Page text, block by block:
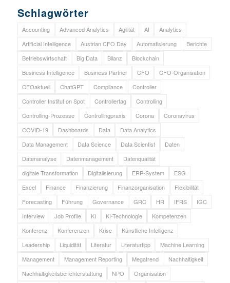
Schlagwörter
Accounting Advanced Analytics Agilität AI
Analytics
Artificial Intelligence
Austrian CFO Day Automatisierung
Berichte
Betriebswirtschaft
Big Data Bilanz
Blockchain
Business Intelligence
Business Partner CFO
CFO-Organisation
CFOaktuell
ChatGPT Compliance
Controller
Controller Institut on Spot
Controllertag
Controlling
Controlling-Prozesse
Controllingpraxis Corona
Coronavirus
COVID-19
Dashboards Data
Data Analytics
Data Management
Data Science Data Scientist
Daten
Datenanalyse
Datenmanagement
Datenqualität
digitale Transformation
Digitalisierung ERP-System
ESG
Excel
Finance Finanzierung Finanzorganisation
Flexibilität
Forecasting
Führung Governance GRC HR IFRS
IGC
Interview
Job Profile KI KI-Technologie
Kompetenzen
Konferenz
Konferenzen Krise
Künstliche Intelligenz
Leadership
Liquidität Literatur Literaturtipp
Machine Learning
Management
Management Reporting Megatrend
Nachhaltigkeit
Nachhaltigkeitsberichterstattung
NPO
Organisation